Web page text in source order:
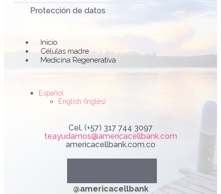
Protección de datos
Menu
Inicio
Células madre
Medicina Regenerativa
Español
English (Inglés)
Cel. (+57) 317 744 3097
teayudamos@americacellbank.com
americacellbank.com.co
Youtube
@americacellbank